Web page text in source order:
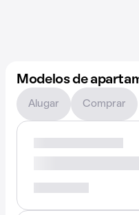
Modelos de
Alugar Comprar